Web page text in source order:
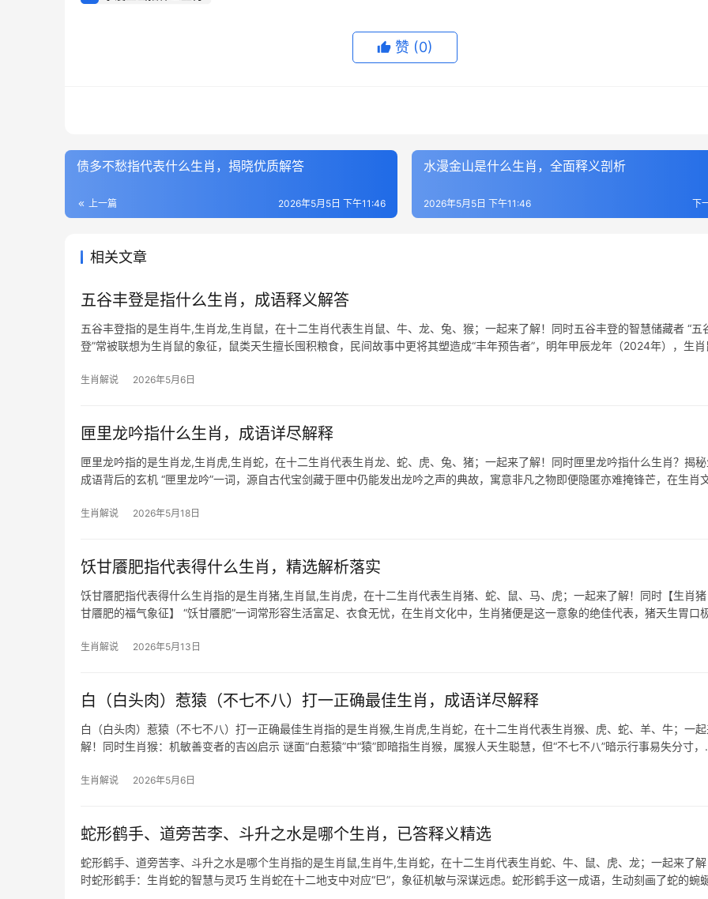
赞 (0)
债多不愁指代表什么生肖，揭晓优质解答
上一篇 2026年5月5日 下午11:46
水漫金山是什么生肖，全面释义剖析
下
2026年5月5日 下午11:46
相关文章
五谷丰登是指什么生肖，成语释义解答
五谷丰登指的是生肖牛,生肖龙,生肖鼠，在十二生肖代表生肖鼠、牛、龙、兔、猴；一起来了解！同时五谷丰登的智慧储藏者 “五
登”常被联想为生肖鼠的象征，鼠类天生擅长囤积粮食，民间故事中更将其塑造成“丰年预告者”，明年甲辰龙年（2024年），生肖
生肖解说 2026年5月6日
匣里龙吟指什么生肖，成语详尽解释
匣里龙吟指的是生肖龙,生肖虎,生肖蛇，在十二生肖代表生肖龙、蛇、虎、兔、猪；一起来了解！同时匣里龙吟指什么生肖？揭秘
成语背后的玄机 “匣里龙吟”一词，源自古代宝剑藏于匣中仍能发出龙吟之声的典故，寓意非凡之物即便隐匿亦难掩锋芒，在生肖
生肖解说 2026年5月18日
饫甘餍肥指代表得什么生肖，精选解析落实
饫甘餍肥指代表得什么生肖指的是生肖猪,生肖鼠,生肖虎，在十二生肖代表生肖猪、蛇、鼠、马、虎；一起来了解！同时【生肖
甘餍肥的福气象征】 “饫甘餍肥”一词常形容生活富足、衣食无忧，在生肖文化中，生肖猪便是这一意象的绝佳代表，猪天生胃口
生肖解说 2026年5月13日
白（白头肉）惹猿（不七不八）打一正确最佳生肖，成语详尽解释
白（白头肉）惹猿（不七不八）打一正确最佳生肖指的是生肖猴,生肖虎,生肖蛇，在十二生肖代表生肖猴、虎、蛇、羊、牛；一
解！同时生肖猴：机敏善变者的吉凶启示 谜面“白惹猿”中“猿”即暗指生肖猴，属猴人天生聪慧，但“不七不八”暗示行事易失分寸，
生肖解说 2026年5月6日
蛇形鹤手、道旁苦李、斗升之水是哪个生肖，已答释义精选
蛇形鹤手、道旁苦李、斗升之水是哪个生肖指的是生肖鼠,生肖牛,生肖蛇，在十二生肖代表生肖蛇、牛、鼠、虎、龙；一起来了
时蛇形鹤手：生肖蛇的智慧与灵巧 生肖蛇在十二地支中对应“巳”，象征机敏与深谋远虑。蛇形鹤手这一成语，生动刻画了蛇的蜿